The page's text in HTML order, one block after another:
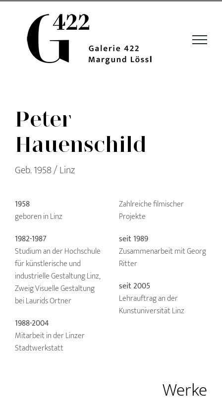
Zum
Peter
Hauenschild
Geb. 1958 / Linz
1958
geboren in Linz
1982-1987
Studium an der Hochschule
für künstlerische und
industrielle Gestaltung Linz,
Zweig Visuelle Gestaltung
bei Laurids Ortner
1988-2004
Mitarbeit in der Linzer
Stadtwerkstatt
Zahlreiche filmischer
Projekte
seit 1989
Zusammenarbeit mit Georg
Ritter
seit 2005
Lehrauftrag an der
Kunstuniversität Linz
Werke